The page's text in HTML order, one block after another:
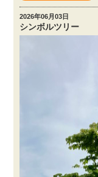
2026年06月03日
シンボルツリー